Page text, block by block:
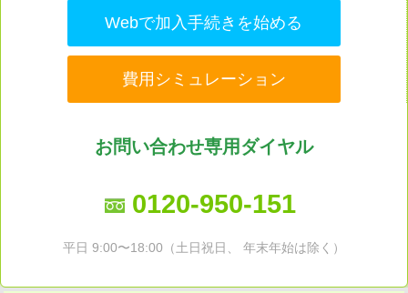
Webで加入手続きを始める
費用シミュレーション
お問い合わせ専用ダイヤル
0120-950-151
平日 9:00〜18:00（土日祝日、 年末年始は除く）